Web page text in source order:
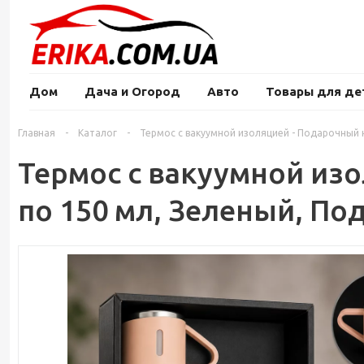
Дом Дача и Огород Авто Товары для
Главная - Каталог - Термос с вакуумной изоляцией -
Термос с вакуумной
по 150 мл, Зеленый,